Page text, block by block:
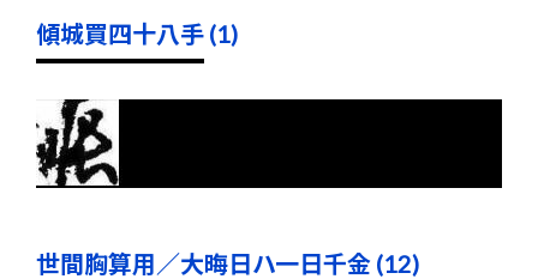
傾城買四十八手 (1)
世間胸算用／大晦日ハ一日千金 (12)